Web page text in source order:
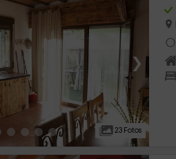
›
23 Fotos